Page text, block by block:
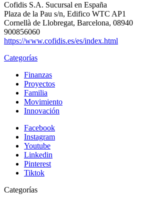
Cofidis S.A. Sucursal en España
Plaza de la Pau s/n, Edifico WTC AP1
Cornellà de Llobregat, Barcelona, 08940
900856060
https://www.cofidis.es/es/index.html
Categorías
Finanzas
Proyectos
Familia
Movimiento
Innovación
Facebook
Instagram
Youtube
Linkedin
Pinterest
Tiktok
Categorías